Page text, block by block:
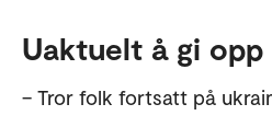
Uaktuelt å gi
– Tror folk fortsatt på